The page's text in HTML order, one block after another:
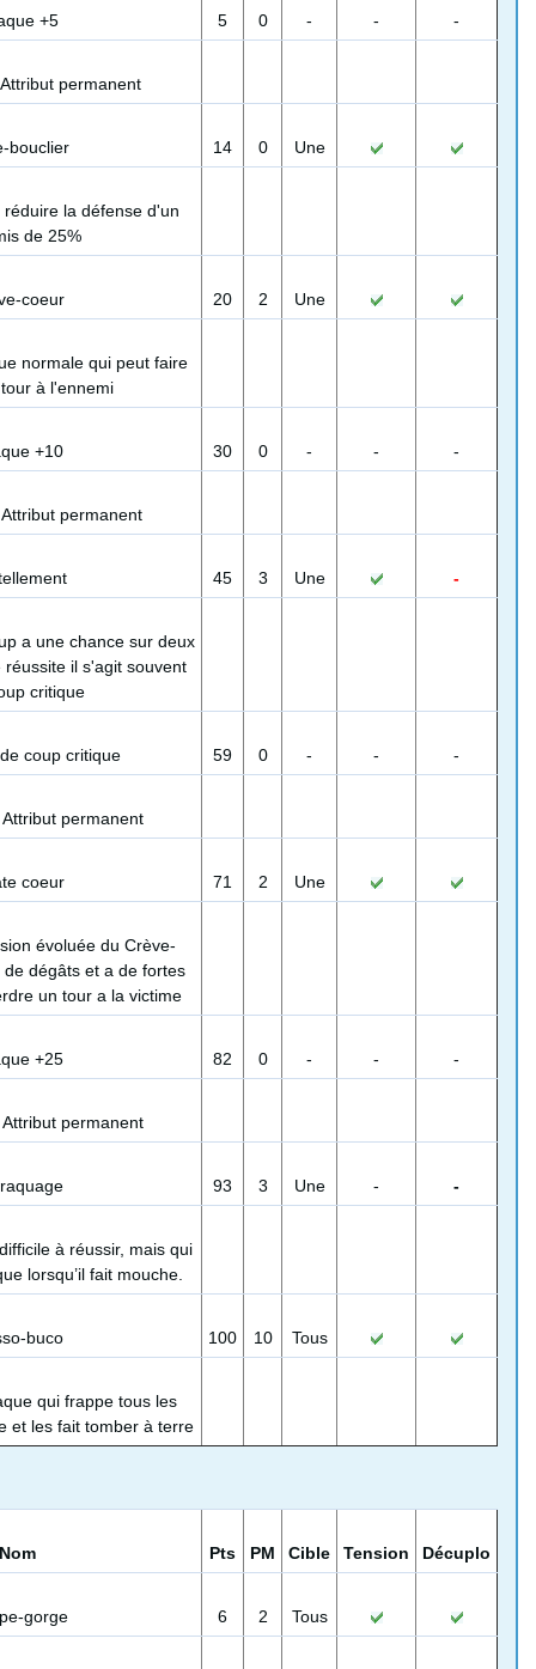
+5 5 0 - - -
permanent
bouclier 14 0 Une
réduire la défense d'un
de 25%
coeur 20 2 Une
normale qui peut faire
à l'ennemi
+10 30 0 - - -
permanent
45 3 Une -
a une chance sur deux
il s'agit souvent
critique
coup critique 59 0 - - -
permanent
coeur 71 2 Une
évoluée du Crève-
dégâts et a de fortes
un tour a la victime
+25 82 0 - - -
permanent
93 3 Une - -
à réussir, mais qui
lorsqu’il fait mouche.
buco 100 10 Tous
qui frappe tous les
et les fait tomber à terre
Nom Pts PM Cible Tension Décuplo
gorge 6 2 Tous